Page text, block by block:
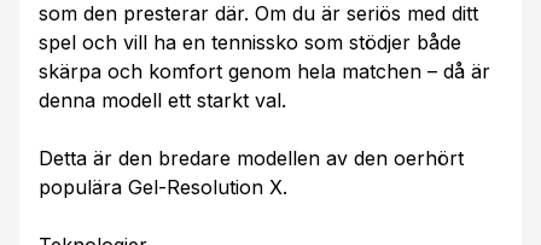
som den presterar där. Om du är seriös med ditt
spel och vill ha en tennissko som stödjer både
skärpa och komfort genom hela matchen – då är
denna modell ett starkt val.
Detta är den bredare modellen av den oerhört
populära Gel-Resolution X.